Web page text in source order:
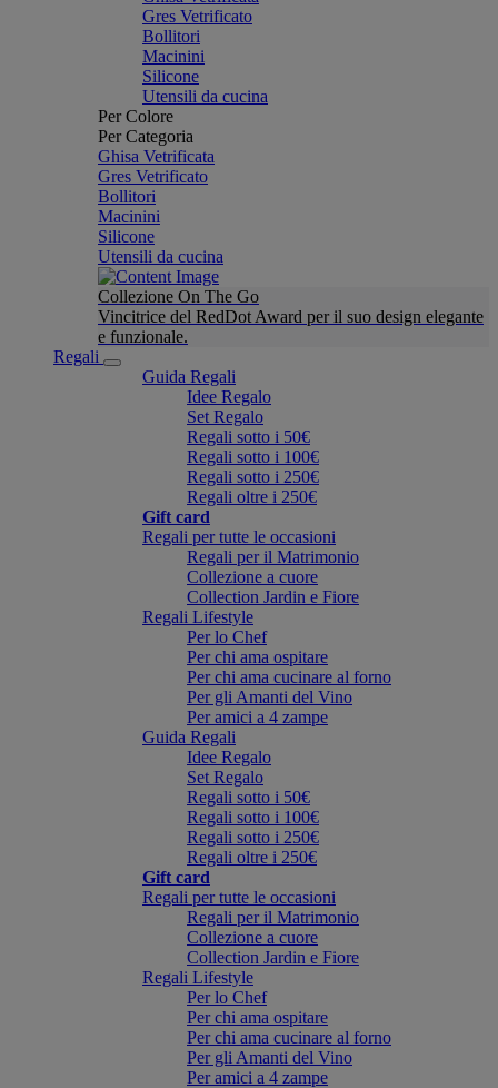
Gres Vetrificato
Bollitori
Macinini
Silicone
Utensili da cucina
Per Colore
Per Categoria
Ghisa Vetrificata
Gres Vetrificato
Bollitori
Macinini
Silicone
Utensili da cucina
Collezione On The Go
Vincitrice del RedDot Award per il suo design elegante
e funzionale.
Regali
Guida Regali
Idee Regalo
Set Regalo
Regali sotto i 50€
Regali sotto i 100€
Regali sotto i 250€
Regali oltre i 250€
Gift card
Regali per tutte le occasioni
Regali per il Matrimonio
Collezione a cuore
Collection Jardin e Fiore
Regali Lifestyle
Per lo Chef
Per chi ama ospitare
Per chi ama cucinare al forno
Per gli Amanti del Vino
Per amici a 4 zampe
Guida Regali
Idee Regalo
Set Regalo
Regali sotto i 50€
Regali sotto i 100€
Regali sotto i 250€
Regali oltre i 250€
Gift card
Regali per tutte le occasioni
Regali per il Matrimonio
Collezione a cuore
Collection Jardin e Fiore
Regali Lifestyle
Per lo Chef
Per chi ama ospitare
Per chi ama cucinare al forno
Per gli Amanti del Vino
Per amici a 4 zampe